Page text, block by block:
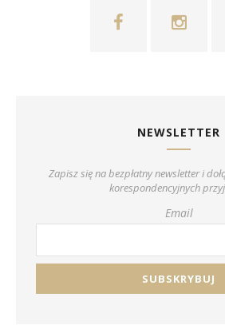
NEWSLETTER
Zapisz się na bezpłatny newsletter i
korespondencyjnych
Email